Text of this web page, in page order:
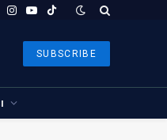
Instagram
YouTubeTikTok
SUBSCRIBE